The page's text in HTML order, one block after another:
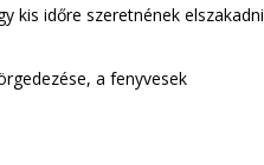
kis időre szeretnének elszakadni
a fenyvesek